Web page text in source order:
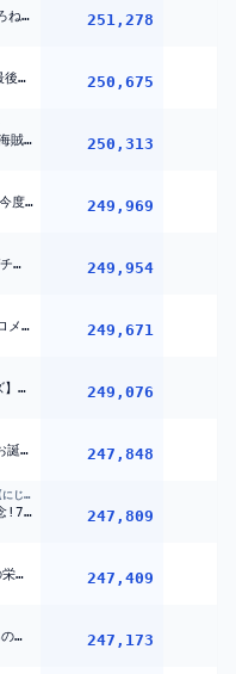
【#ホロ金策サバイバル2】ころね支店 ～最終回～ 【Minecraft】 251,278
【サービス終了】ホロアース最後の瞬間を見届ける【ホロライブ/兎田ぺこら】 250,675
新しいVCRRUSTの世界は海と海賊船でPVP!!『 Rust 』【 エビオ/にじさんじ 】 250,313
【 #ホロ金策サバイバル2 】今度こそマイクラFIRE生活を目指すのら！！！Day3【姫森ルーナ/ホロライブ】 249,969
【#生スバル】ホロドリ水着ガチャ耐久しゅばああああああああああああああああああああああああああああああああああああああ！！：hololive Dreams【ホロライブ/大空スバル】 249,954
【ホロドリ】あと１３人‼?ホロメン全員☆５ゲットのホロライブドリーム達成を目指すエリートに俺はなる３日目【ホロライブ/さくらみこ】 249,671
【リズム天国ミラクルスターズ】全力リズム天国やるにぇええええええええええええ‼?【ホロライブ/さくらみこ】 249,076
【#大空スバル生誕祭2026】お誕生日おめでとうスバル！！！重大告知ありしゅばあああああああああああああああああ！！！！：HAPPY BIRTH DAY STREAM【ホロライブ/大空スバル】 247,848
珠乃井ナナ / Tamanoi Nana【にじさんじ】
【 歌枠 】デビュー777日記念!77曲耐久歌枠? 【にじさんじ /
247,809
【 パワプロ2026 】初めての栄冠ナイン!! 1年目夏の甲子園決勝からスタート 247,409
【VCR Rust】2時間もくれるのか 【喉警戒】 247,173